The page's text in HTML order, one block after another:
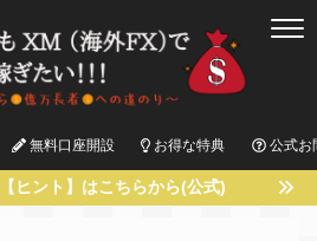
無料口座開設 お得な特典 公式お
ヒント】はこちらから(公式)